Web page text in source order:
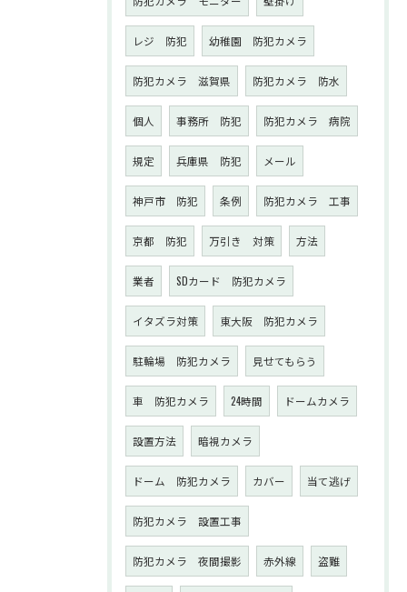
レジ 防犯 幼稚園 防犯カメラ
防犯カメラ 滋賀県 防犯カメラ 防水
個人 事務所 防犯 防犯カメラ 病院
規定 兵庫県 防犯 メール
神戸市 防犯 条例 防犯カメラ 工事
京都 防犯 万引き 対策 方法
業者 SDカード 防犯カメラ
イタズラ対策 東大阪 防犯カメラ
駐輪場 防犯カメラ 見せてもらう
車 防犯カメラ 24時間 ドームカメラ
設置方法 暗視カメラ
ドーム 防犯カメラ カバー 当て逃げ
防犯カメラ 設置工事
防犯カメラ 夜間撮影 赤外線 盗難